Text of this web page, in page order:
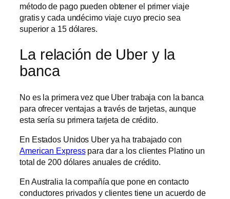
método de pago pueden obtener el primer viaje
gratis y cada undécimo viaje cuyo precio sea
superior a 15 dólares.
La relación de Uber y la
banca
No es la primera vez que Uber trabaja con la banca
para ofrecer ventajas a través de tarjetas, aunque
esta sería su primera tarjeta de crédito.
En Estados Unidos Uber ya ha trabajado con
American Expresspara dar a los clientes Platino un
total de 200 dólares anuales de crédito.
En Australia la compañía que pone en contacto
conductores privados y clientes tiene un acuerdo de